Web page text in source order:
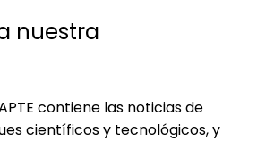
nuestra
contiene las noticias de
científicos y tecnológicos, y